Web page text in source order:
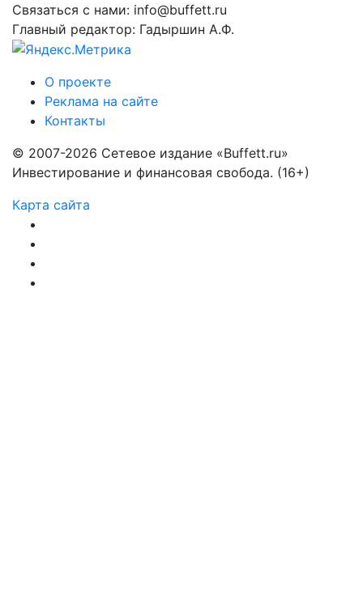
Связаться с нами: info@buffett.ru
Главный редактор: Гадыршин А.Ф.
О проекте
Реклама на сайте
Контакты
© 2007-2026 Сетевое издание «Buffett.ru»
Инвестирование и финансовая свобода. (16+)
Карта сайта